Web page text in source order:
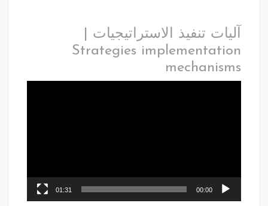
آليات تنفيذ الاستراتيجيات |
Strategies implementation
mechanisms
00:00
01:31